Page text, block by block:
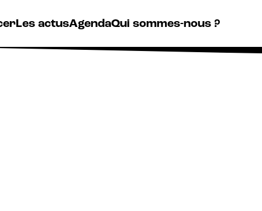
Les actusAgendaQui sommes-nous ?